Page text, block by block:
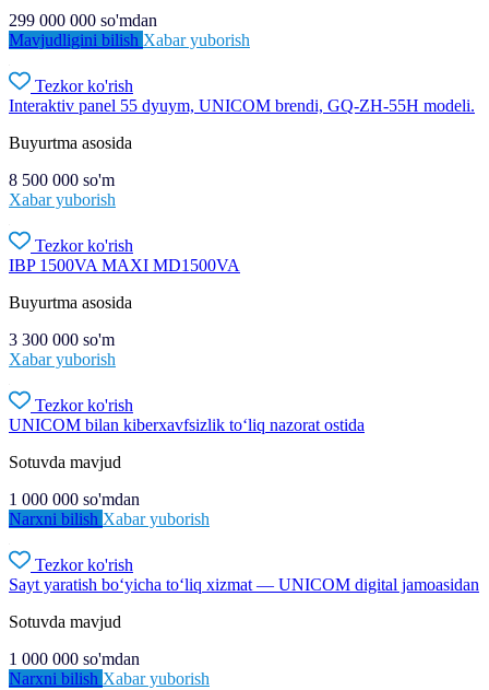
299 000 000 so'mdan
Mavjudligini bilish Xabar yuborish
Tezkor ko'rish
Interaktiv panel 55 dyuym, UNICOM brendi, GQ-ZH-55H modeli.
Buyurtma asosida
8 500 000 so'm
Xabar yuborish
Tezkor ko'rish
IBP 1500VA MAXI MD1500VA
Buyurtma asosida
3 300 000 so'm
Xabar yuborish
Tezkor ko'rish
UNICOM bilan kiberxavfsizlik to‘liq nazorat ostida
Sotuvda mavjud
1 000 000 so'mdan
Narxni bilish Xabar yuborish
Tezkor ko'rish
Sayt yaratish bo‘yicha to‘liq xizmat — UNICOM digital jamoasidan
Sotuvda mavjud
1 000 000 so'mdan
Narxni bilish Xabar yuborish